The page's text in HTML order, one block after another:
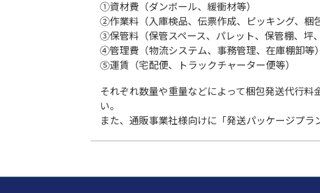
①資材費（ダンボール、緩衝材等）
②作業料（入庫検品、伝票作成、ピッキング、梱
③保管料（保管スペース、パレット、保管棚、坪
④管理費（物流システム、事務管理、在庫棚卸等）
⑤運賃（宅配便、トラックチャーター便等）
それぞれ数量や重量などによって梱包発送代行
い。
また、通販事業社様向けに「発送パッケージプラ